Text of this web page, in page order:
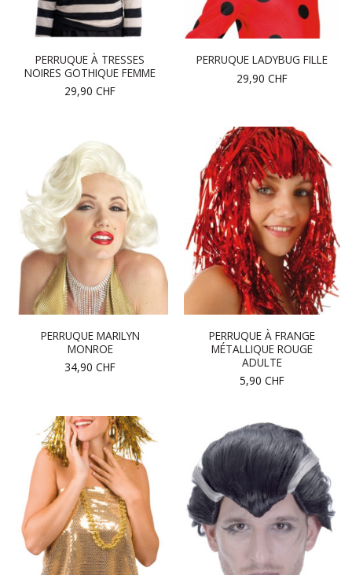
PERRUQUE À TRESSES
NOIRES GOTHIQUE FEMME
29,90 CHF
PERRUQUE LADYBUG FILLE
29,90 CHF
PERRUQUE MARILYN
MONROE
34,90 CHF
PERRUQUE À FRANGE
MÉTALLIQUE ROUGE
ADULTE
5,90 CHF